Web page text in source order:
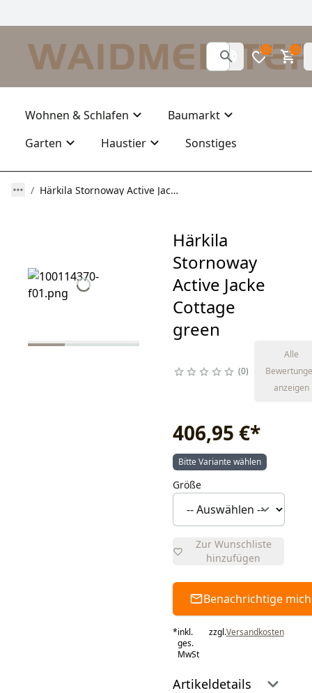
0 0
Wohnen & Schlafen
Baumarkt
Garten
Haustier Sonstiges
Härkila Stornoway Active Jacke Cottage green
Härkila
Stornoway
Active Jacke
Cottage
green
0
Alle
anzeigen
406,95 €*
Bitte Variante wählen
Größe
Zur Wunschliste
hinzufügen
Benachrichtige mich
*inkl.
ges.
MwSt
zzgl.Versandkosten
Artikeldetails